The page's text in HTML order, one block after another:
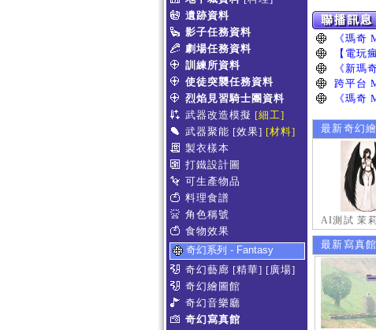
遺跡資料
影子任務資料
劇場任務資料
訓練所資料
使徒突襲任務資料
烈焰見習騎士團資料
武器改造模擬 [細工]
武器聚能 [效果] [材料]
製衣樣本
打鐵設計圖
可生產物品
料理食譜
角色稱號
食物效果
奇幻系列 - Fantasy
奇幻藝廊 [精華] [廣場]
奇幻繪圖館
奇幻音樂廳
奇幻寫真館
最新奇幻
AI測試 茉
最新寫真